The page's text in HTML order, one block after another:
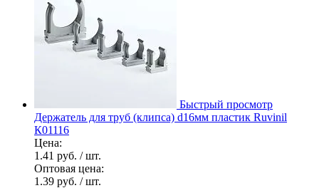
Быстрый просмотр
Держатель для труб (клипса) d16мм пластик Ruvinil
К01116
Цена:
1.41 руб. / шт.
Оптовая цена:
1.39 руб. / шт.